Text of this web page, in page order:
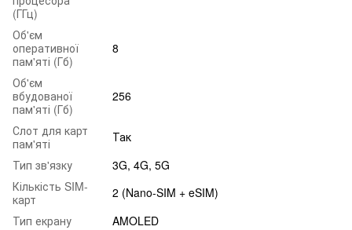
(ГГц)
Об'єм
оперативної
пам'яті (Гб)
8
Об'єм
вбудованої
пам'яті (Гб)
256
Слот для карт
пам'яті
Так
Тип зв'язку
3G, 4G, 5G
Кількість SIM-
карт
2 (Nano-SIM + eSIM)
Тип екрану
AMOLED